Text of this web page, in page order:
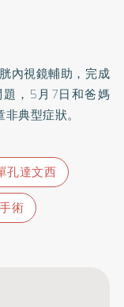
內視鏡輔助，完成
，5月7日和爸媽
典型症狀。
孔達文西
術